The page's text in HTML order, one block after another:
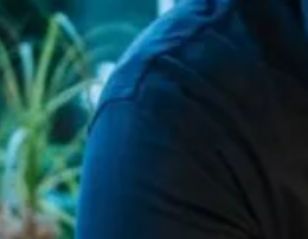
Delen via..